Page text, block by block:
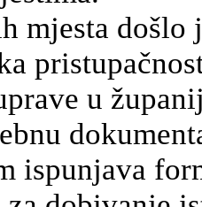
mjesta došlo
u
ispunjava